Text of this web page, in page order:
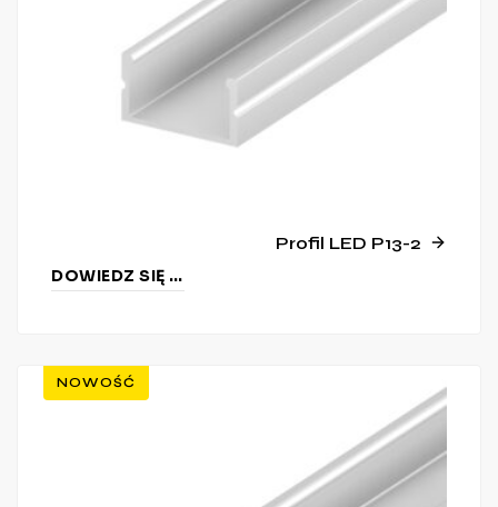
Profil LED P13-2
DOWIEDZ SIĘ WIĘCEJ
NOWOŚĆ